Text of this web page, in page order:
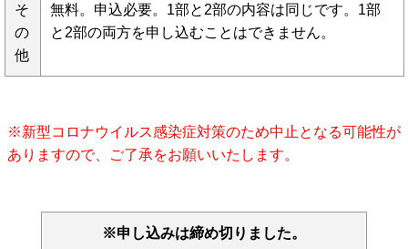
そ
の
他
無料。申込必要。1部と2部の内容は同じです。1部
と2部の両方を申し込むことはできません。
※新型コロナウイルス感染症対策のため中止となる可能性が
ありますので、ご了承をお願いいたします。
※申し込みは締め切りました。